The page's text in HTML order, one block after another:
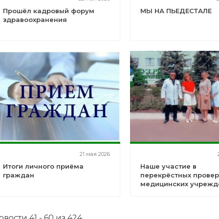
Прошёл кадровый форум
здравоохранения
МЫ НА ПЬЕДЕСТАЛЕ
21 мая 2026
Итоги личного приёма
граждан
Наше участие в
перекрёстных
медицинских